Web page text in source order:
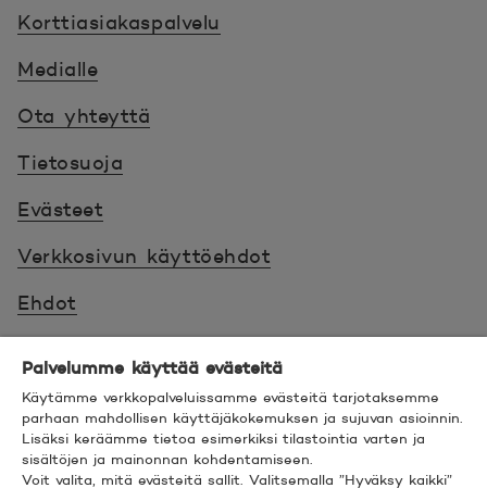
Korttiasiakaspalvelu
Medialle
Ota yhteyttä
Tietosuoja
Evästeet
Verkkosivun käyttöehdot
Ehdot
Saavutettavuus
Hyödyllistä tietää
Palvelumme käyttää evästeitä
Käytämme verkkopalveluissamme evästeitä tarjotaksemme
parhaan mahdollisen käyttäjäkokemuksen ja sujuvan asioinnin.
Lisäksi keräämme tietoa esimerkiksi tilastointia varten ja
sisältöjen ja mainonnan kohdentamiseen.
Voit valita, mitä evästeitä sallit. Valitsemalla ”Hyväksy kaikki”